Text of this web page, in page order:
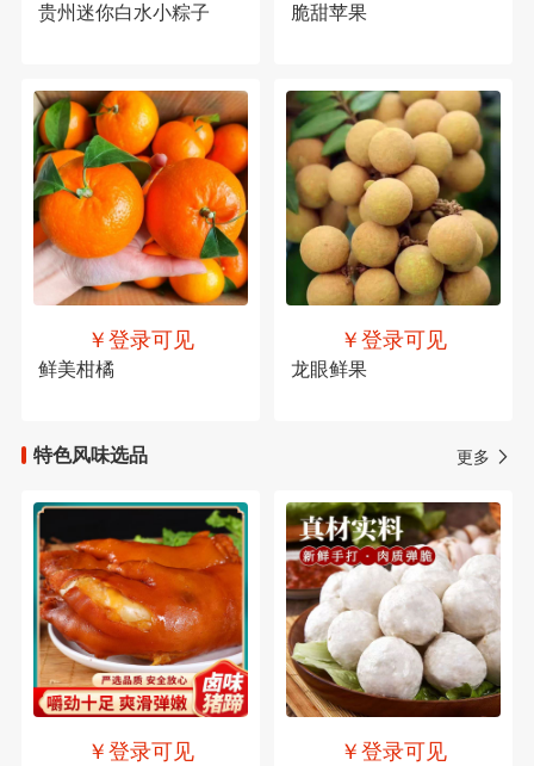
贵州迷你白水小粽子 脆甜苹果
￥登录可见
鲜美柑橘
￥登录可见
龙眼鲜果
特色风味选品 更多
￥登录可见 ￥登录可见